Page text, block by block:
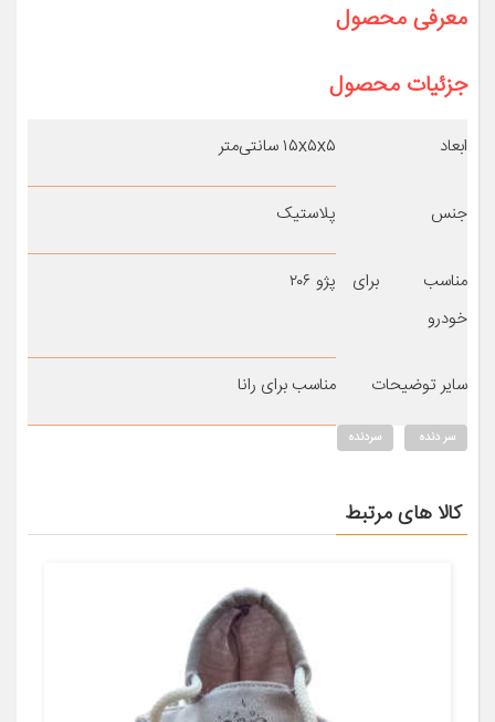
معرفی محصول
جزئیات محصول
ابعاد ۱۵x۵x۵ سانتی‌متر
جنس پلاستیک
مناسب برای
خودرو
پژو ۲۰۶
سایر توضیحات مناسب برای رانا
سر دنده سردنده
کالا های مرتبط